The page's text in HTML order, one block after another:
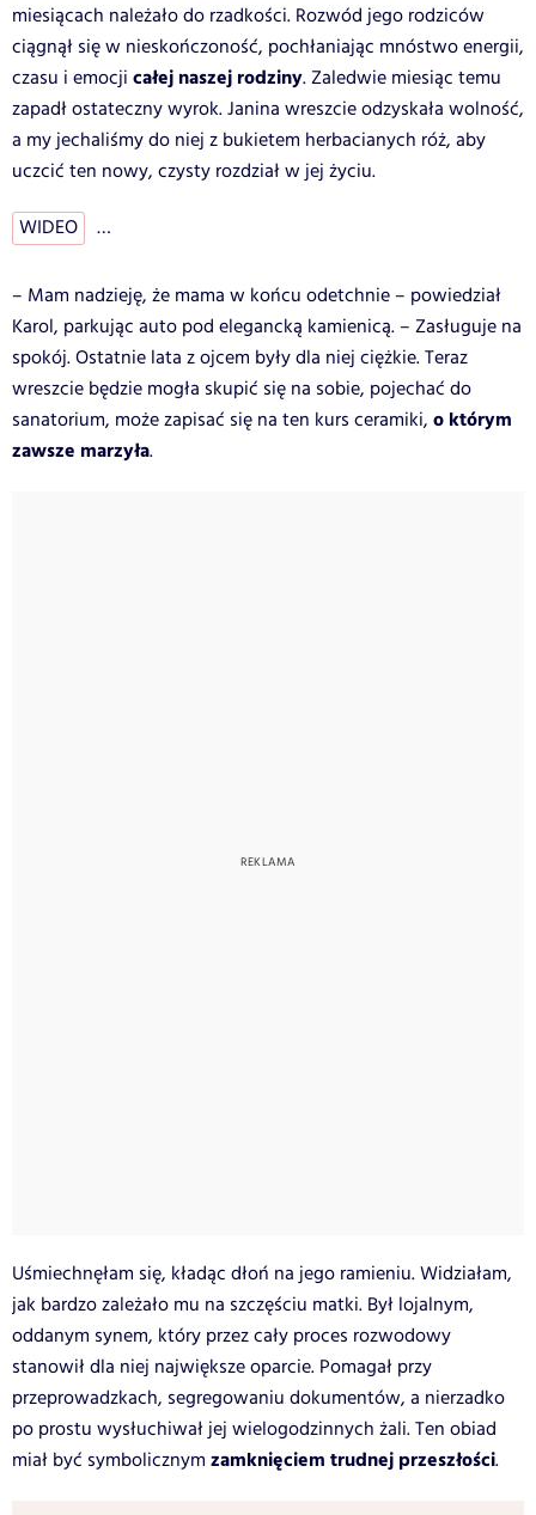
miesiącach należało do rzadkości. Rozwód jego rodziców
ciągnął się w nieskończoność, pochłaniając mnóstwo energii,
czasu i emocji całej naszej rodziny. Zaledwie miesiąc temu
zapadł ostateczny wyrok. Janina wreszcie odzyskała wolność,
a my jechaliśmy do niej z bukietem herbacianych róż, aby
uczcić ten nowy, czysty rozdział w jej życiu.
WIDEO …
– Mam nadzieję, że mama w końcu odetchnie – powiedział
Karol, parkując auto pod elegancką kamienicą. – Zasługuje na
spokój. Ostatnie lata z ojcem były dla niej ciężkie. Teraz
wreszcie będzie mogła skupić się na sobie, pojechać do
sanatorium, może zapisać się na ten kurs ceramiki, o którym
zawsze marzyła.
Uśmiechnęłam się, kładąc dłoń na jego ramieniu. Widziałam,
jak bardzo zależało mu na szczęściu matki. Był lojalnym,
oddanym synem, który przez cały proces rozwodowy
stanowił dla niej największe oparcie. Pomagał przy
przeprowadzkach, segregowaniu dokumentów, a nierzadko
po prostu wysłuchiwał jej wielogodzinnych żali. Ten obiad
miał być symbolicznym zamknięciem trudnej przeszłości.